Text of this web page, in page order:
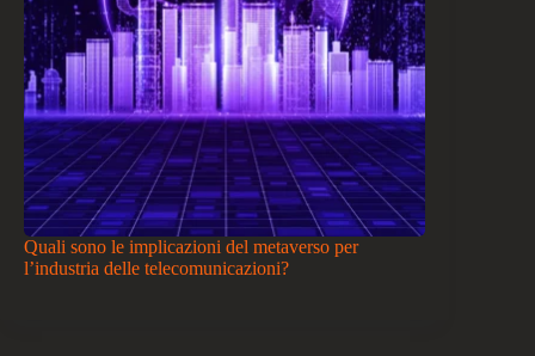
Quali sono le implicazioni del metaverso per
l’industria delle telecomunicazioni?